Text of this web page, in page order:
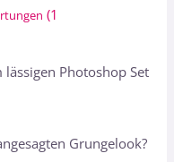
(1
lässigen Photoshop Set
Grungelook?